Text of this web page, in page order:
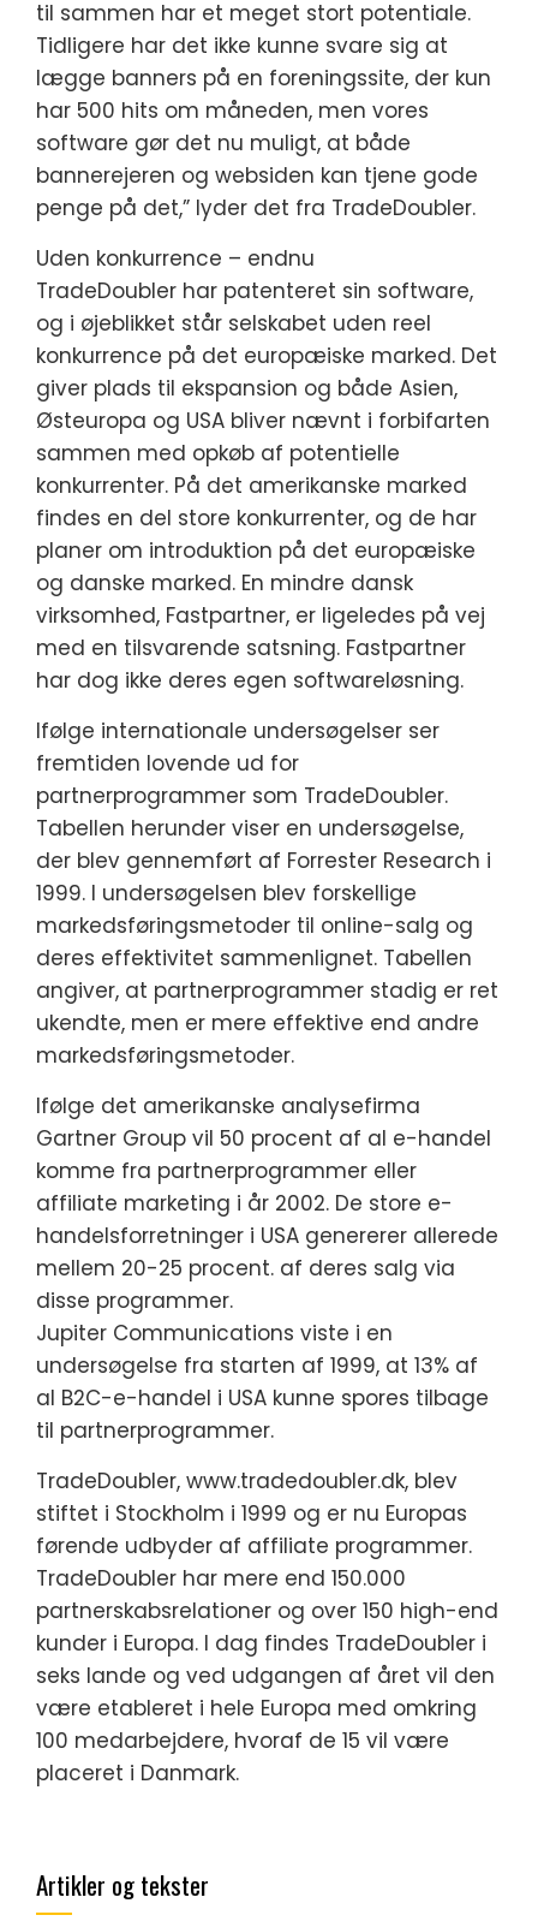
til sammen har et meget stort potentiale.
Tidligere har det ikke kunne svare sig at
lægge banners på en foreningssite, der kun
har 500 hits om måneden, men vores
software gør det nu muligt, at både
bannerejeren og websiden kan tjene gode
penge på det,” lyder det fra TradeDoubler.
Uden konkurrence – endnu
TradeDoubler har patenteret sin software,
og i øjeblikket står selskabet uden reel
konkurrence på det europæiske marked. Det
giver plads til ekspansion og både Asien,
Østeuropa og USA bliver nævnt i forbifarten
sammen med opkøb af potentielle
konkurrenter. På det amerikanske marked
findes en del store konkurrenter, og de har
planer om introduktion på det europæiske
og danske marked. En mindre dansk
virksomhed, Fastpartner, er ligeledes på vej
med en tilsvarende satsning. Fastpartner
har dog ikke deres egen softwareløsning.
Ifølge internationale undersøgelser ser
fremtiden lovende ud for
partnerprogrammer som TradeDoubler.
Tabellen herunder viser en undersøgelse,
der blev gennemført af Forrester Research i
1999. I undersøgelsen blev forskellige
markedsføringsmetoder til online-salg og
deres effektivitet sammenlignet. Tabellen
angiver, at partnerprogrammer stadig er ret
ukendte, men er mere effektive end andre
markedsføringsmetoder.
Ifølge det amerikanske analysefirma
Gartner Group vil 50 procent af al e-handel
komme fra partnerprogrammer eller
affiliate marketing i år 2002. De store e-
handelsforretninger i USA genererer allerede
mellem 20-25 procent. af deres salg via
disse programmer.
Jupiter Communications viste i en
undersøgelse fra starten af 1999, at 13% af
al B2C-e-handel i USA kunne spores tilbage
til partnerprogrammer.
TradeDoubler, www.tradedoubler.dk, blev
stiftet i Stockholm i 1999 og er nu Europas
førende udbyder af affiliate programmer.
TradeDoubler har mere end 150.000
partnerskabsrelationer og over 150 high-end
kunder i Europa. I dag findes TradeDoubler i
seks lande og ved udgangen af året vil den
være etableret i hele Europa med omkring
100 medarbejdere, hvoraf de 15 vil være
placeret i Danmark.
Artikler og tekster